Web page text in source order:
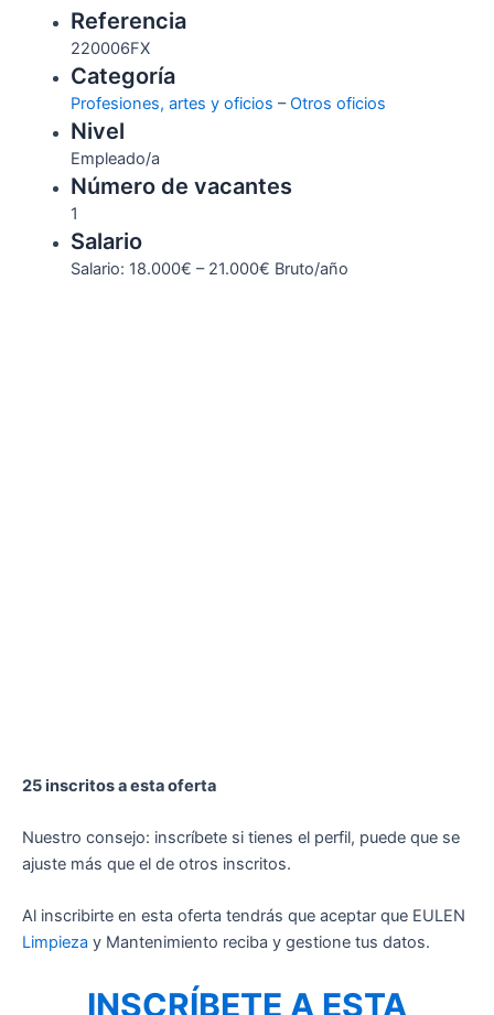
Referencia
220006FX
Categoría
Profesiones, artes y oficios –Otros oficios
Nivel
Empleado/a
Número de vacantes
1
Salario
Salario: 18.000€ – 21.000€ Bruto/año
25 inscritos a esta oferta
Nuestro consejo: inscríbete si tienes el perfil, puede que se
ajuste más que el de otros inscritos.
Al inscribirte en esta oferta tendrás que aceptar que EULEN
Limpieza y Mantenimiento reciba y gestione tus datos.
INSCRÍBETE A ESTA